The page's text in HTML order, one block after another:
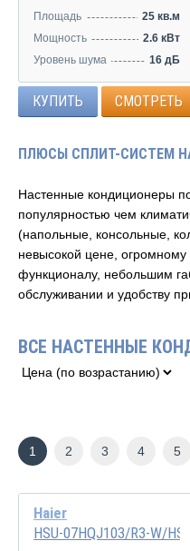
Площадь
25 кв.м
Мощность
2.6 кВт
Уровень шума
16 дБ
КУПИТЬ СМОТРЕТЬ
ПЛЮСЫ СПЛИТ-СИСТЕМ
Настенные кондиционеры
популярностью чем
(напольные, консольные,
невысокой цене,
функционалу, небольшим
обслуживании и удобству
ВСЕ НАСТЕННЫЕ
1 2 3 4 5
Haier
HSU-07HQJ103/R3-W/